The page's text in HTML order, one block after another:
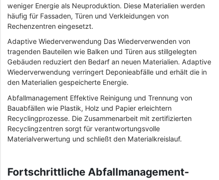
weniger Energie als Neuproduktion. Diese Materialien werden
häufig für Fassaden, Türen und Verkleidungen von
Rechenzentren eingesetzt.
Adaptive Wiederverwendung Das Wiederverwenden von
tragenden Bauteilen wie Balken und Türen aus stillgelegten
Gebäuden reduziert den Bedarf an neuen Materialien. Adaptive
Wiederverwendung verringert Deponieabfälle und erhält die in
den Materialien gespeicherte Energie.
Abfallmanagement Effektive Reinigung und Trennung von
Bauabfällen wie Plastik, Holz und Papier erleichtern
Recyclingprozesse. Die Zusammenarbeit mit zertifizierten
Recyclingzentren sorgt für verantwortungsvolle
Materialverwertung und schließt den Materialkreislauf.
Fortschrittliche Abfallmanagement-